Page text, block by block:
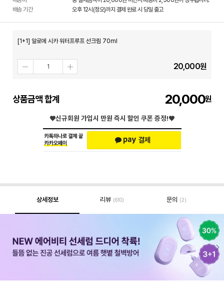
배송 기간
오후 12시(정오)까지 결제 완료 시 당일 출고
[1+1] 알로에 시카 워터프루프 선크림 70ml
20,000원
상품금액 합계 20,000
♥신규회원 가입시 만원 즉시 할인 쿠폰 증정!♥
상세정보 리뷰 (610) 문의 (2)